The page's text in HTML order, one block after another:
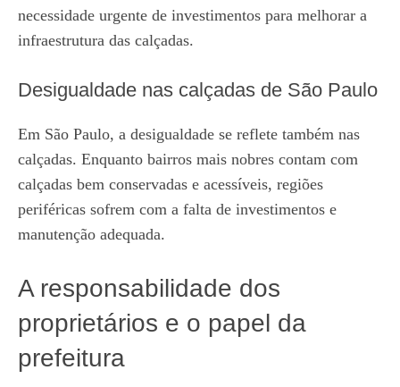
necessidade urgente de investimentos para melhorar a
infraestrutura das calçadas.
Desigualdade nas calçadas de São Paulo
Em São Paulo, a desigualdade se reflete também nas
calçadas. Enquanto bairros mais nobres contam com
calçadas bem conservadas e acessíveis, regiões
periféricas sofrem com a falta de investimentos e
manutenção adequada.
A responsabilidade dos
proprietários e o papel da
prefeitura